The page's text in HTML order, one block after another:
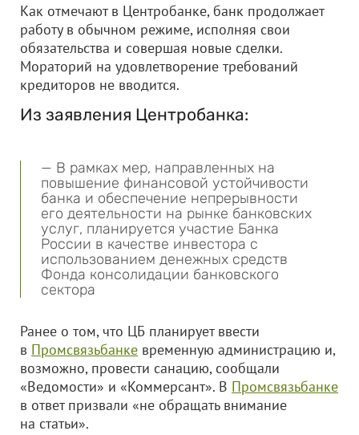
Как отмечают в Центробанке, банк продолжает
работу в обычном режиме, исполняя свои
обязательства и совершая новые сделки.
Мораторий на удовлетворение требований
кредиторов не вводится.
Из заявления Центробанка:
— В рамках мер, направленных на
повышение финансовой устойчивости
банка и обеспечение непрерывности
его деятельности на рынке банковских
услуг, планируется участие Банка
России в качестве инвестора с
использованием денежных средств
Фонда консолидации банковского
сектора
Ранее о том, что ЦБ планирует ввести
в Промсвязьбанке временную администрацию и,
возможно, провести санацию, сообщали
«Ведомости» и «Коммерсант». В Промсвязьбанке
в ответ призвали «не обращать внимание
на статьи».